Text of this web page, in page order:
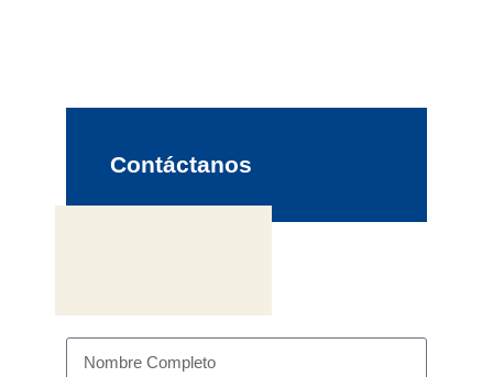
Contáctanos